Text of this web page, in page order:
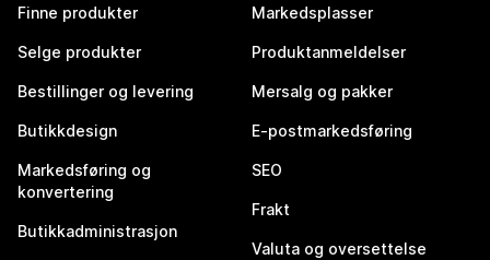
Finne produkter
Selge produkter
Bestillinger og levering
Butikkdesign
Markedsføring og
konvertering
Butikkadministrasjon
Markedsplasser
Produktanmeldelser
Mersalg og pakker
E-postmarkedsføring
SEO
Frakt
Valuta og oversettelse